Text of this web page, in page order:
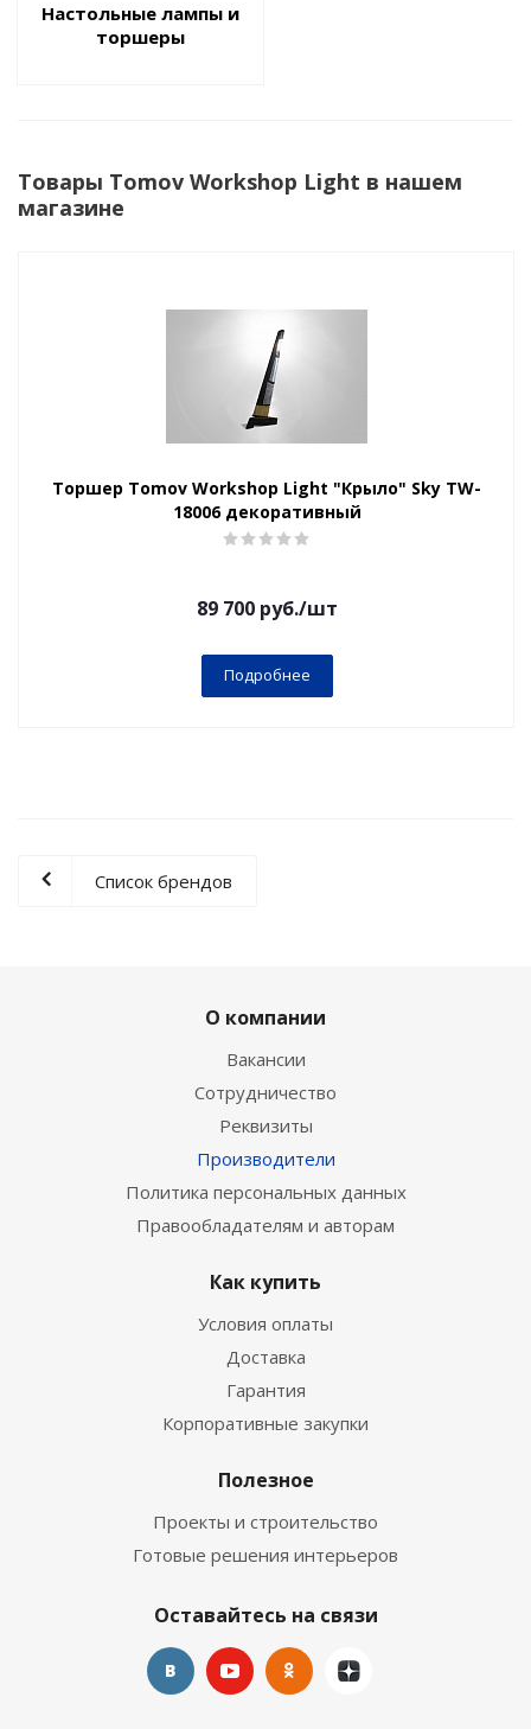
Настольные лампы и
торшеры
Товары Tomov Workshop Light в нашем
магазине
Торшер Tomov Workshop Light "Крыло" Sky TW-
18006 декоративный
89 700руб./шт
Подробнее
Список брендов
О компании
Вакансии
Сотрудничество
Реквизиты
Производители
Политика персональных данных
Правообладателям и авторам
Как купить
Условия оплаты
Доставка
Гарантия
Корпоративные закупки
Полезное
Проекты и строительство
Готовые решения интерьеров
Оставайтесь на связи